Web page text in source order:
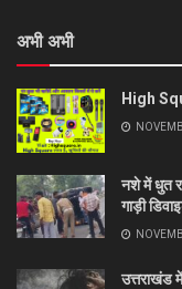
अभी अभी
High
नशे में धुत
गाड़ी
उत्तराखंड